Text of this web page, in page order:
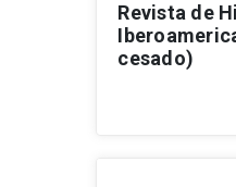
Revista de
cesado)